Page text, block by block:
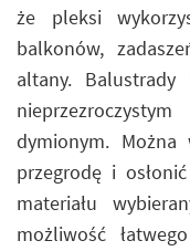
że pleksi
balkonów,
altany. Balustrady
dymionym.
przegrodę i
materiału
możliwość